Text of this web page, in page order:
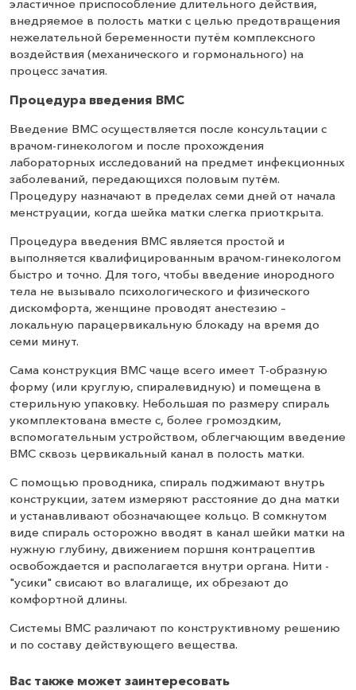
эластичное приспособление длительного действия,
внедряемое в полость матки с целью предотвращения
нежелательной беременности путём комплексного
воздействия (механического и гормонального) на
процесс зачатия.
Процедура введения ВМС
Введение ВМС осуществляется после консультации с
врачом-гинекологом и после прохождения
лабораторных исследований на предмет инфекционных
заболеваний, передающихся половым путём.
Процедуру назначают в пределах семи дней от начала
менструации, когда шейка матки слегка приоткрыта.
Процедура введения ВМС является простой и
выполняется квалифицированным врачом-гинекологом
быстро и точно. Для того, чтобы введение инородного
тела не вызывало психологического и физического
дискомфорта, женщине проводят анестезию –
локальную парацервикальную блокаду на время до
семи минут.
Сама конструкция ВМС чаще всего имеет Т-образную
форму (или круглую, спиралевидную) и помещена в
стерильную упаковку. Небольшая по размеру спираль
укомплектована вместе с, более громоздким,
вспомогательным устройством, облегчающим введение
ВМС сквозь цервикальный канал в полость матки.
С помощью проводника, спираль поджимают внутрь
конструкции, затем измеряют расстояние до дна матки
и устанавливают обозначающее кольцо. В сомкнутом
виде спираль осторожно вводят в канал шейки матки на
нужную глубину, движением поршня контрацептив
освобождается и располагается внутри органа. Нити -
"усики" свисают во влагалище, их обрезают до
комфортной длины.
Системы ВМС различают по конструктивному решению
и по составу действующего вещества.
Вас также может заинтересовать